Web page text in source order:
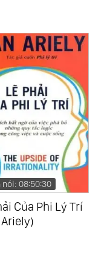
nói: 09:41:41
Tiềm Thức
Murphy)